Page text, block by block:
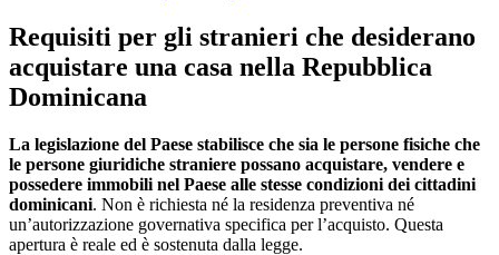
Requisiti per gli stranieri che desiderano
acquistare una casa nella Repubblica
Dominicana
La legislazione del Paese stabilisce che sia le persone fisiche che
le persone giuridiche straniere possano acquistare, vendere e
possedere immobili nel Paese alle stesse condizioni dei cittadini
dominicani. Non è richiesta né la residenza preventiva né
un’autorizzazione governativa specifica per l’acquisto. Questa
apertura è reale ed è sostenuta dalla legge.